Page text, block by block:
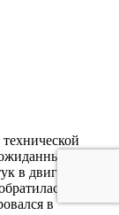
в двигателе.
к нам.
в